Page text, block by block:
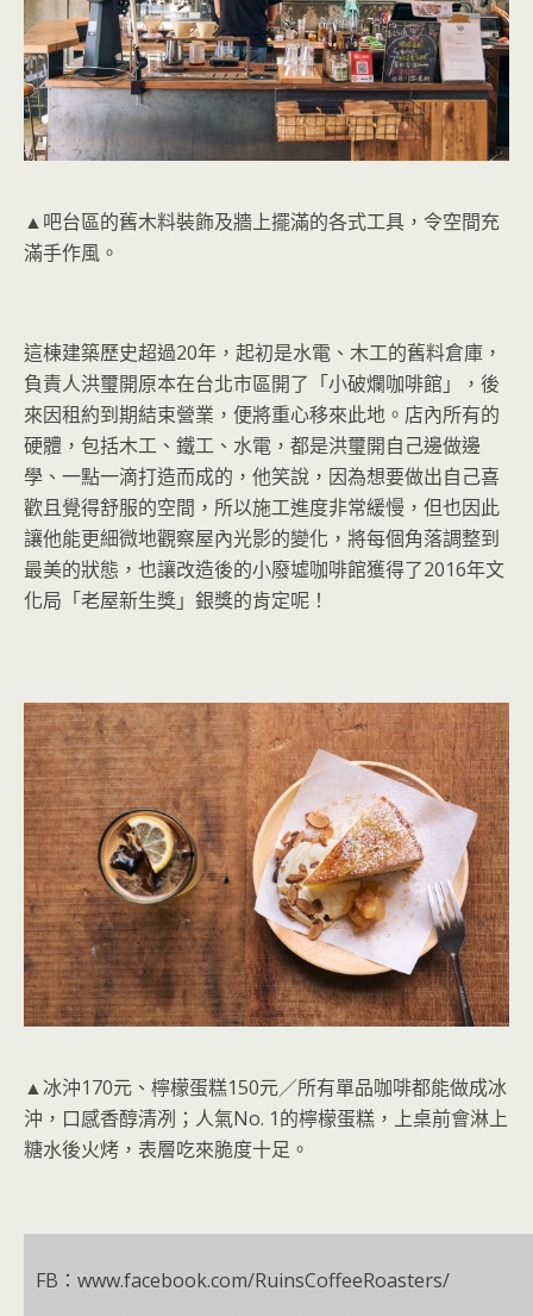
▲吧台區的舊木料裝飾及牆上擺滿的各式工具，令空間充
滿手作風。
這棟建築歷史超過20年，起初是水電、木工的舊料倉庫，
負責人洪璽開原本在台北市區開了「小破爛咖啡館」，後
來因租約到期結束營業，便將重心移來此地。店內所有的
硬體，包括木工、鐵工、水電，都是洪璽開自己邊做邊
學、一點一滴打造而成的，他笑說，因為想要做出自己喜
歡且覺得舒服的空間，所以施工進度非常緩慢，但也因此
讓他能更細微地觀察屋內光影的變化，將每個角落調整到
最美的狀態，也讓改造後的小廢墟咖啡館獲得了2016年文
化局「老屋新生獎」銀獎的肯定呢！
▲冰沖170元、檸檬蛋糕150元／所有單品咖啡都能做成冰
沖，口感香醇清冽；人氣No. 1的檸檬蛋糕，上桌前會淋上
糖水後火烤，表層吃來脆度十足。
FB：www.facebook.com/RuinsCoffeeRoasters/